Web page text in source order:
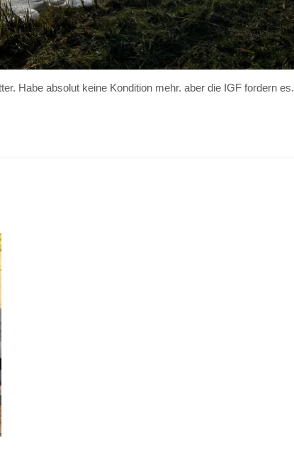
Habe absolut keine Kondition mehr. aber die IGF fordern es.